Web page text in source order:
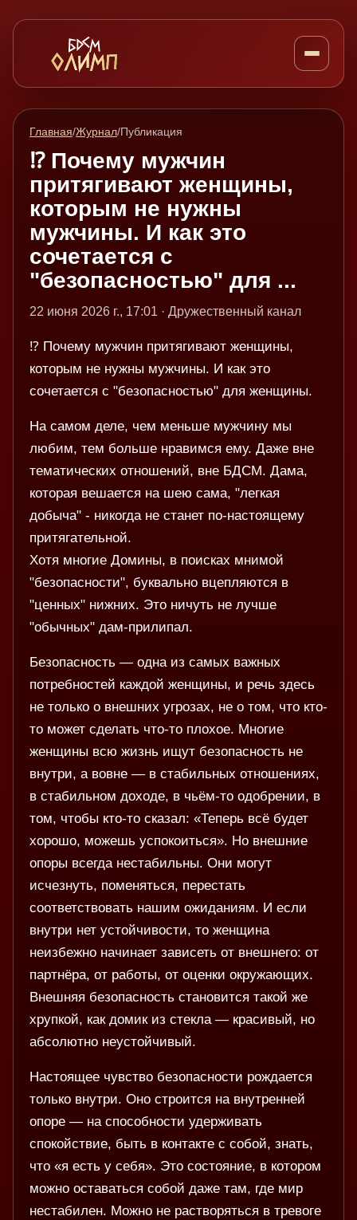
Главная/Журнал/Публикация
⁉️ Почему мужчин
притягивают женщины,
которым не нужны
мужчины. И как это
сочетается с
"безопасностью" для ...
22 июня 2026 г., 17:01 · Дружественный канал
⁉️ Почему мужчин притягивают женщины,
которым не нужны мужчины. И как это
сочетается с "безопасностью" для женщины.
На самом деле, чем меньше мужчину мы
любим, тем больше нравимся ему. Даже вне
тематических отношений, вне БДСМ. Дама,
которая вешается на шею сама, "легкая
добыча" - никогда не станет по-настоящему
притягательной.
Хотя многие Домины, в поисках мнимой
"безопасности", буквально вцепляются в
"ценных" нижних. Это ничуть не лучше
"обычных" дам-прилипал.
Безопасность — одна из самых важных
потребностей каждой женщины, и речь здесь
не только о внешних угрозах, не о том, что кто-
то может сделать что-то плохое. Многие
женщины всю жизнь ищут безопасность не
внутри, а вовне — в стабильных отношениях,
в стабильном доходе, в чьём-то одобрении, в
том, чтобы кто-то сказал: «Теперь всё будет
хорошо, можешь успокоиться». Но внешние
опоры всегда нестабильны. Они могут
исчезнуть, поменяться, перестать
соответствовать нашим ожиданиям. И если
внутри нет устойчивости, то женщина
неизбежно начинает зависеть от внешнего: от
партнёра, от работы, от оценки окружающих.
Внешняя безопасность становится такой же
хрупкой, как домик из стекла — красивый, но
абсолютно неустойчивый.
Настоящее чувство безопасности рождается
только внутри. Оно строится на внутренней
опоре — на способности удерживать
спокойствие, быть в контакте с собой, знать,
что «я есть у себя». Это состояние, в котором
можно оставаться собой даже там, где мир
нестабилен. Можно не растворяться в тревоге